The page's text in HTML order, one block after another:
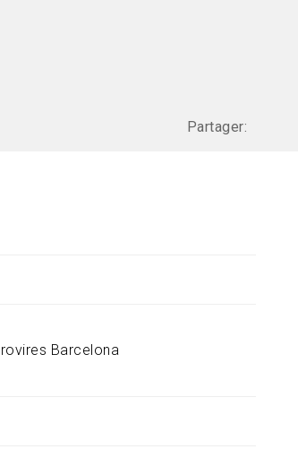
Partager:
Barcelona